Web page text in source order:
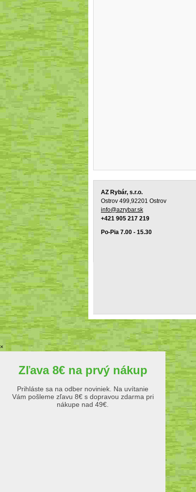
AZ Rybár, s.r.o.
Ostrov 499,92201 Ostrov
info@azrybar.sk
+421 905 217 219
Po-Pia 7.00 - 15.30
×
Zľava 8€ na prvý nákup
Prihláste sa na odber noviniek. Na uvítanie
Vám pošleme zľavu 8€ s dopravou zdarma pri
nákupe nad 49€.